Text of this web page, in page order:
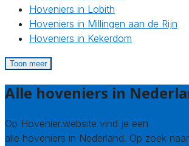
Hoveniers in Lobith
Hoveniers in Millingen aan de Rijn
Hoveniers in Kekerdom
Toon meer
Alle hoveniers in
Op Hovenier.website vind je een
alle hoveniers in Nederland. Op zoek